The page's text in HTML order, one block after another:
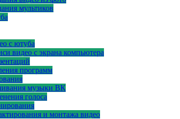
мультиков
с ютуба
видео с экрана компьютера
программ
музыки ВК
голоса
и монтажа видео